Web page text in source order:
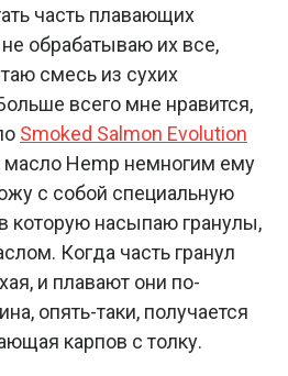
часть плавающих
обрабатываю их все,
смесь из сухих
всего мне нравится,
Smoked Salmon Evolution
масло Hemp немногим ему
с собой специальную
которую насыпаю гранулы,
Когда часть гранул
и плавают они по-
опять-таки, получается
карпов с толку.